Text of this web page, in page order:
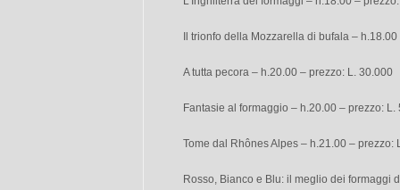
Il trionfo della Mozzarella di bufala –
A tutta pecora – h.20.00 – prezzo: L. 30.000
Fantasie al formaggio – h.20.00 – prezzo: L.
Tome dal Rhônes Alpes – h.21.00 – prezzo:
Rosso, Bianco e Blu: il meglio dei formaggi